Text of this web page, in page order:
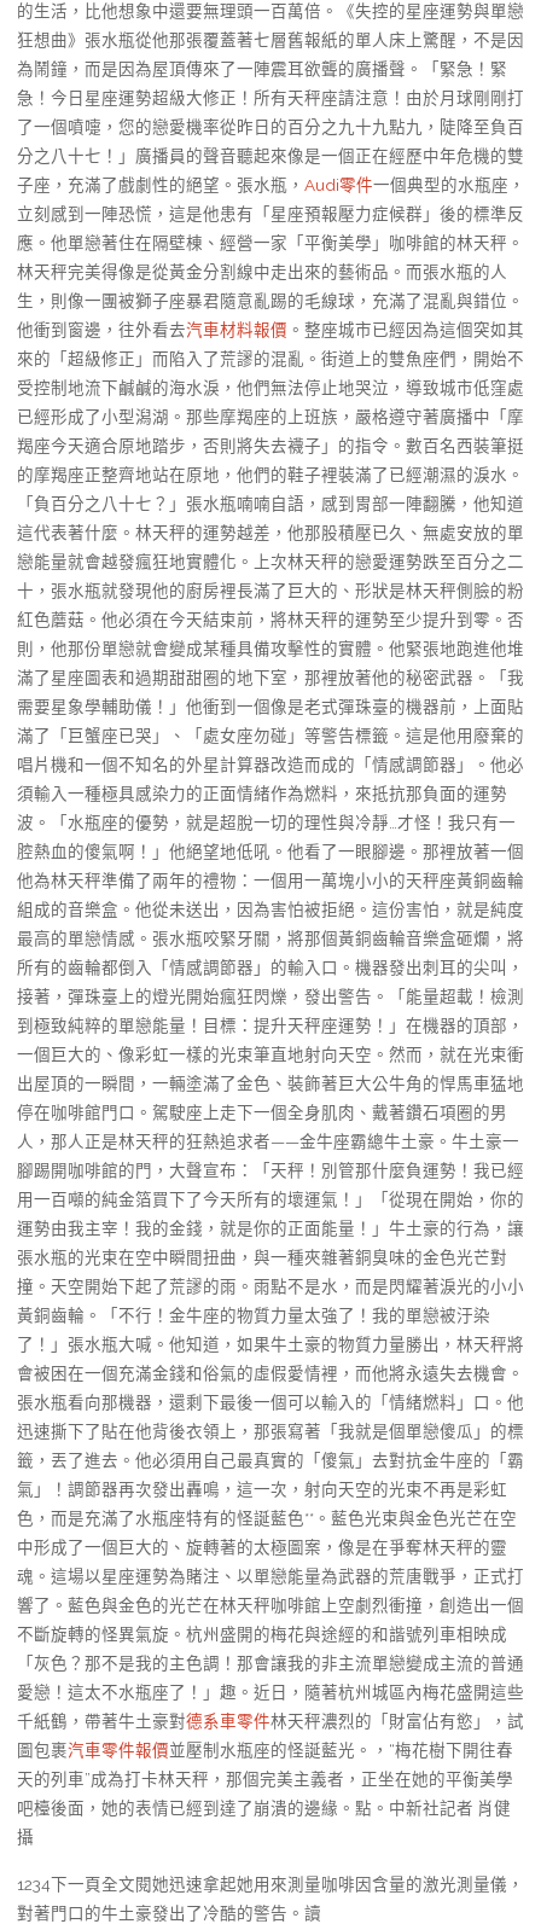
的生活，比他想象中還要無理頭一百萬倍。《失控的星座運勢與單戀
狂想曲》張水瓶從他那張覆蓋著七層舊報紙的單人床上驚醒，不是因
為鬧鐘，而是因為屋頂傳來了一陣震耳欲聾的廣播聲。「緊急！緊
急！今日星座運勢超級大修正！所有天秤座請注意！由於月球剛剛打
了一個噴嚏，您的戀愛機率從昨日的百分之九十九點九，陡降至負百
分之八十七！」廣播員的聲音聽起來像是一個正在經歷中年危機的雙
子座，充滿了戲劇性的絕望。張水瓶， Audi零件一個典型的水瓶座，
立刻感到一陣恐慌，這是他患有「星座預報壓力症候群」後的標準反
應。他單戀著住在隔壁棟、經營一家「平衡美學」咖啡館的林天秤。
林天秤完美得像是從黃金分割線中走出來的藝術品。而張水瓶的人
生，則像一團被獅子座暴君隨意亂踢的毛線球，充滿了混亂與錯位。
他衝到窗邊，往外看去汽車材料報價 。整座城市已經因為這個突如其
來的「超級修正」而陷入了荒謬的混亂。街道上的雙魚座們，開始不
受控制地流下鹹鹹的海水淚，他們無法停止地哭泣，導致城市低窪處
已經形成了小型潟湖。那些摩羯座的上班族，嚴格遵守著廣播中「摩
羯座今天適合原地踏步，否則將失去襪子」的指令。數百名西裝筆挺
的摩羯座正整齊地站在原地，他們的鞋子裡裝滿了已經潮濕的淚水。
「負百分之八十七？」張水瓶喃喃自語，感到胃部一陣翻騰，他知道
這代表著什麼。林天秤的運勢越差，他那股積壓已久、無處安放的單
戀能量就會越發瘋狂地實體化。上次林天秤的戀愛運勢跌至百分之二
十，張水瓶就發現他的廚房裡長滿了巨大的、形狀是林天秤側臉的粉
紅色蘑菇。他必須在今天結束前，將林天秤的運勢至少提升到零。否
則，他那份單戀就會變成某種具備攻擊性的實體。他緊張地跑進他堆
滿了星座圖表和過期甜甜圈的地下室，那裡放著他的秘密武器。「我
需要星象學輔助儀！」他衝到一個像是老式彈珠臺的機器前，上面貼
滿了「巨蟹座已哭」、「處女座勿碰」等警告標籤。這是他用廢棄的
唱片機和一個不知名的外星計算器改造而成的「情感調節器」。他必
須輸入一種極具感染力的正面情緒作為燃料，來抵抗那負面的運勢
波。「水瓶座的優勢，就是超脫一切的理性與冷靜…才怪！我只有一
腔熱血的傻氣啊！」他絕望地低吼。他看了一眼腳邊。那裡放著一個
他為林天秤準備了兩年的禮物：一個用一萬塊小小的天秤座黃銅齒輪
組成的音樂盒。他從未送出，因為害怕被拒絕。這份害怕，就是純度
最高的單戀情感。張水瓶咬緊牙關，將那個黃銅齒輪音樂盒砸爛，將
所有的齒輪都倒入「情感調節器」的輸入口。機器發出刺耳的尖叫，
接著，彈珠臺上的燈光開始瘋狂閃爍，發出警告。「能量超載！檢測
到極致純粹的單戀能量！目標：提升天秤座運勢！」在機器的頂部，
一個巨大的、像彩虹一樣的光束筆直地射向天空。然而，就在光束衝
出屋頂的一瞬間，一輛塗滿了金色、裝飾著巨大公牛角的悍馬車猛地
停在咖啡館門口。駕駛座上走下一個全身肌肉、戴著鑽石項圈的男
人，那人正是林天秤的狂熱追求者——金牛座霸總牛土豪。牛土豪一
腳踢開咖啡館的門，大聲宣布：「天秤！別管那什麼負運勢！我已經
用一百噸的純金箔買下了今天所有的壞運氣！」「從現在開始，你的
運勢由我主宰！我的金錢，就是你的正面能量！」牛土豪的行為，讓
張水瓶的光束在空中瞬間扭曲，與一種夾雜著銅臭味的金色光芒對
撞。天空開始下起了荒謬的雨。雨點不是水，而是閃耀著淚光的小小
黃銅齒輪。「不行！金牛座的物質力量太強了！我的單戀被汙染
了！」張水瓶大喊。他知道，如果牛土豪的物質力量勝出，林天秤將
會被困在一個充滿金錢和俗氣的虛假愛情裡，而他將永遠失去機會。
張水瓶看向那機器，還剩下最後一個可以輸入的「情緒燃料」口。他
迅速撕下了貼在他背後衣領上，那張寫著「我就是個單戀傻瓜」的標
籤，丟了進去。他必須用自己最真實的「傻氣」去對抗金牛座的「霸
氣」！調節器再次發出轟鳴，這一次，射向天空的光束不再是彩虹
色，而是充滿了水瓶座特有的怪誕藍色**。藍色光束與金色光芒在空
中形成了一個巨大的、旋轉著的太極圖案，像是在爭奪林天秤的靈
魂。這場以星座運勢為賭注、以單戀能量為武器的荒唐戰爭，正式打
響了。藍色與金色的光芒在林天秤咖啡館上空劇烈衝撞，創造出一個
不斷旋轉的怪異氣旋。杭州盛開的梅花與途經的和諧號列車相映成
「灰色？那不是我的主色調！那會讓我的非主流單戀變成主流的普通
愛戀！這太不水瓶座了！」趣。近日，隨著杭州城區內梅花盛開這些
千紙鶴，帶著牛土豪對德系車零件林天秤濃烈的「財富佔有慾」，試
圖包裹汽車零件報價並壓制水瓶座的怪誕藍光。，“梅花樹下開往春
天的列車”成為打卡林天秤，那個完美主義者，正坐在她的平衡美學
吧檯後面，她的表情已經到達了崩潰的邊緣。點。中新社記者 肖健
攝
1234下一頁全文閱她迅速拿起她用來測量咖啡因含量的激光測量儀，
對著門口的牛土豪發出了冷酷的警告。讀